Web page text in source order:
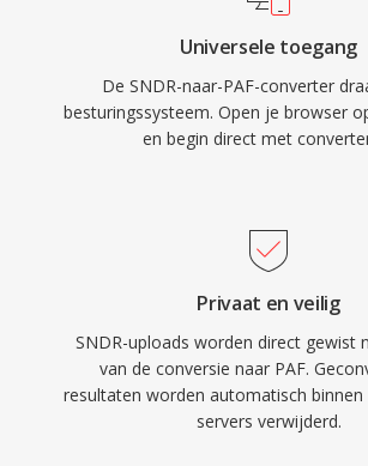
Universele toegang
De SNDR-naar-PAF-converter
besturingssysteem. Open je browser
en begin direct met
Privaat en veilig
SNDR-uploads worden direct gewist
van de conversie naar PAF.
resultaten worden automatisch binnen
servers verwijderd.